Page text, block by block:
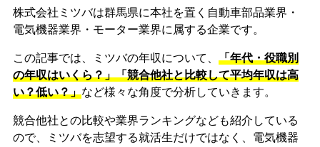
株式会社ミツバは群馬県に本社を置く自動車部品業界・
電気機器業界・モーター業界に属する企業です。
この記事では、ミツバの年収について、 「年代・役職別
の年収はいくら？」「競合他社と比較して平均年収は高
い？低い？」など様々な角度で分析していきます。
競合他社との比較や業界ランキングなども紹介している
ので、ミツバを志望する就活生だけではなく、電気機器